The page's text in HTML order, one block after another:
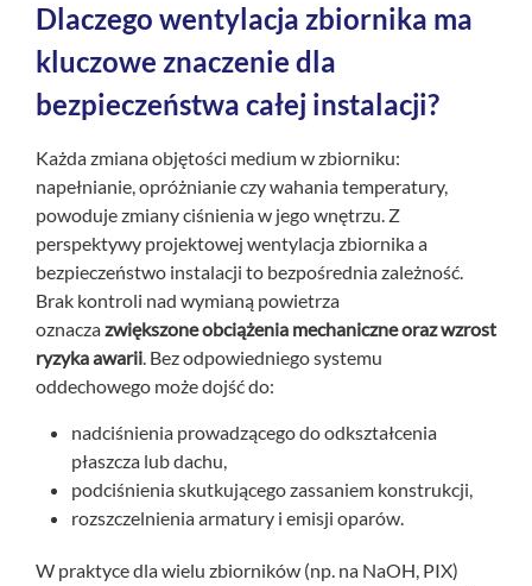
Dlaczego wentylacja zbiornika ma
kluczowe znaczenie dla
bezpieczeństwa całej instalacji?
Każda zmiana objętości medium w zbiorniku:
napełnianie, opróżnianie czy wahania temperatury,
powoduje zmiany ciśnienia w jego wnętrzu. Z
perspektywy projektowej wentylacja zbiornika a
bezpieczeństwo instalacji to bezpośrednia zależność.
Brak kontroli nad wymianą powietrza
oznaczazwiększone obciążenia mechaniczne oraz wzrost
ryzyka awarii. Bez odpowiedniego systemu
oddechowego może dojść do:
nadciśnienia prowadzącego do odkształcenia
płaszcza lub dachu,
podciśnienia skutkującego zassaniem konstrukcji,
rozszczelnienia armatury i emisji oparów.
W praktyce dla wielu zbiorników (np. na NaOH, PIX)